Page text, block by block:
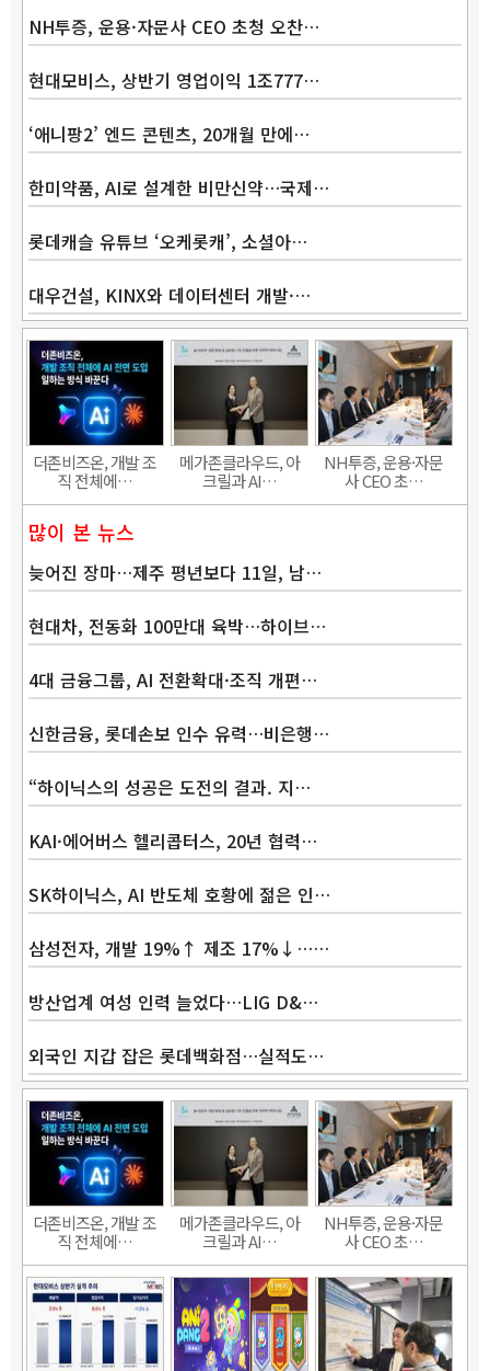
NH투증, 운용·자문사 CEO 초청 오찬…
현대모비스, 상반기 영업이익 1조777…
‘애니팡2’ 엔드 콘텐츠, 20개월 만에…
한미약품, AI로 설계한 비만신약…국제…
롯데캐슬 유튜브 ‘오케롯캐’, 소셜아…
대우건설, KINX와 데이터센터 개발·…
더존비즈온, 개발 조
직 전체에…
메가존클라우드, 아
크릴과 AI…
NH투증, 운용·자문
사 CEO 초…
많이 본 뉴스
늦어진 장마…제주 평년보다 11일, 남…
현대차, 전동화 100만대 육박…하이브…
4대 금융그룹, AI 전환확대·조직 개편…
신한금융, 롯데손보 인수 유력…비은행…
“하이닉스의 성공은 도전의 결과. 지…
KAI·에어버스 헬리콥터스, 20년 협력…
SK하이닉스, AI 반도체 호황에 젊은 인…
삼성전자, 개발 19%↑ 제조 17%↓……
방산업계 여성 인력 늘었다…LIG D&…
외국인 지갑 잡은 롯데백화점…실적도…
더존비즈온, 개발 조
직 전체에…
메가존클라우드, 아
크릴과 AI…
NH투증, 운용·자문
사 CEO 초…